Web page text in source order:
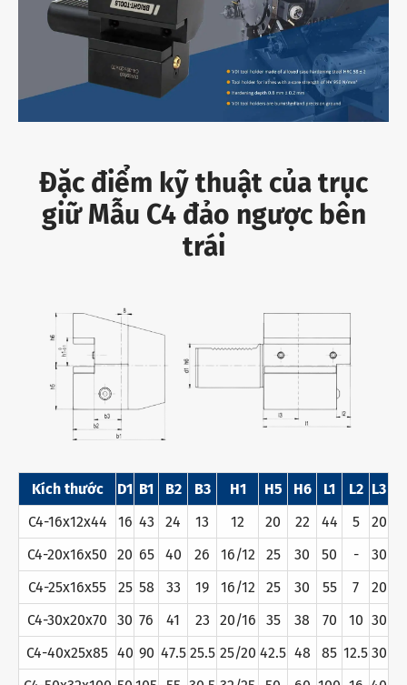
Đặc điểm kỹ thuật của trục
giữ Mẫu C4 đảo ngược bên
trái
Kích thước D1 B1 B2 B3 H1 H5 H6 L1 L2 L3
C4-16x12x44
16 43 24 13 12 20 22 44 5
20
C4-20x16x50
20 65 40 26 16/12 25 30 50 -
30
C4-25x16x55
25 58 33 19 16/12 25 30 55 7
20
C4-30x20x70
30 76 41 23 20/16 35 38 70 10 30
C4-40x25x85 40 90 47.5 25.5 25/20 42.5 48 85 12.5 30